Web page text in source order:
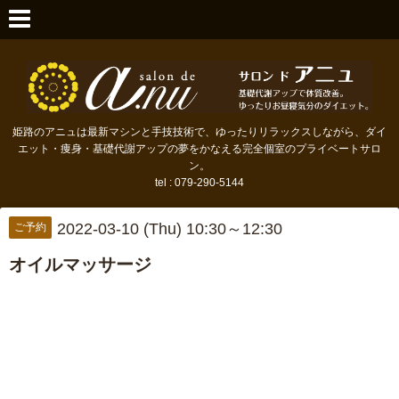
姫路のアニュは最新マシンと手技技術で、ゆったりリラックスしながら、ダイ
エット・痩身・基礎代謝アップの夢をかなえる完全個室のプライベートサロ
ン。
tel : 079-290-5144
ご予約 2022-03-10 (Thu) 10:30～12:30
オイルマッサージ